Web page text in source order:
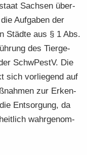
Sach­sen über­
Auf­ga­ben der
Städ­te aus § 1 Abs.
des Tier­ge­
SchwPestV. Die
sich vor­lie­gend auf
zur Er­ken­
Ent­sor­gung, da
wahr­ge­nom­